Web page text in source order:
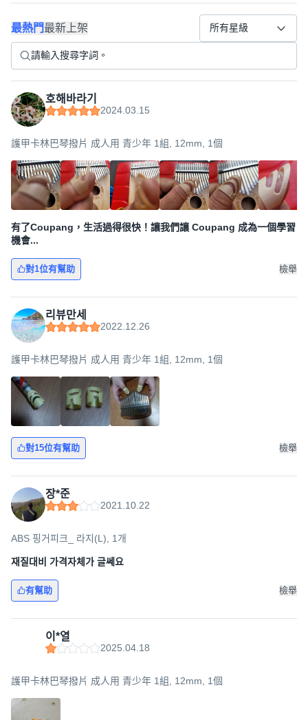
最熱門最新上架 所有星級
호해바라기
2024.03.15
護甲卡林巴琴撥片 成人用 青少年 1組, 12mm, 1個
有了Coupang，生活過得很快！讓我們讓 Coupang 成為一個學習
機會...
對1位有幫助 檢舉
리뷰만세
2022.12.26
護甲卡林巴琴撥片 成人用 青少年 1組, 12mm, 1個
對15位有幫助 檢舉
장*준
2021.10.22
ABS 핑거피크_ 라지(L), 1개
재질대비 가격자체가 글쎄요
有幫助 檢舉
이*열
2025.04.18
護甲卡林巴琴撥片 成人用 青少年 1組, 12mm, 1個